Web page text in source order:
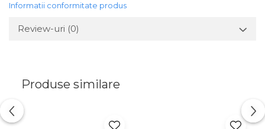
Informatii conformitate produs
Review-uri (0)
Produse similare